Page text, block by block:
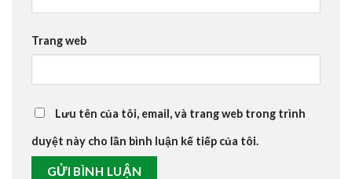
Trang web
Lưu tên của tôi, email, và trang web trong trình
duyệt này cho lần bình luận kế tiếp của tôi.